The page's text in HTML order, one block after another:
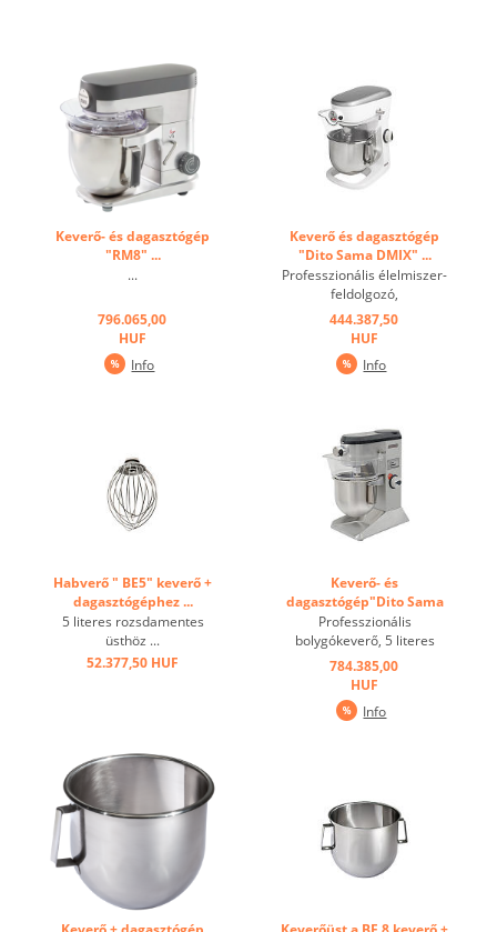
Keverő- és dagasztógép
"RM8" ...
...
796.065,00
HUF
Info
Keverő és dagasztógép
"Dito Sama DMIX" ...
Professzionális élelmiszer-
feldolgozó,
bolygókeverővel, pl. A DMIX
egy 5,5 literes keverőüsttel
rendelkezik, és elektronikus
sebességtartó automatával
péksüteményekben való ...
444.387,50
HUF
Info
Habverő " BE5" keverő +
dagasztógéphez ...
5 literes rozsdamentes
üsthöz ...
52.377,50 HUF
Keverő- és
dagasztógép"Dito Sama
BE5" ...
Professzionális
bolygókeverő, 5 literes
kapacitással és elektronikus
sebességszabályozással.Erősen
ellenálló védőréteggel
ellátott; műanyag BPA
784.385,00
HUF
Info